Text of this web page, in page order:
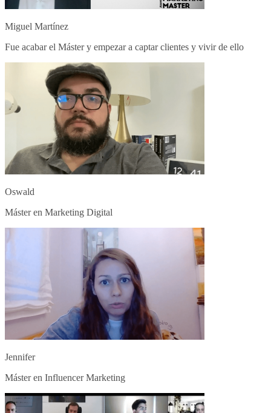
Miguel Martínez
Fue acabar el Máster y empezar a captar clientes y vivir de ello
Oswald
Máster en Marketing Digital
Jennifer
Máster en Influencer Marketing